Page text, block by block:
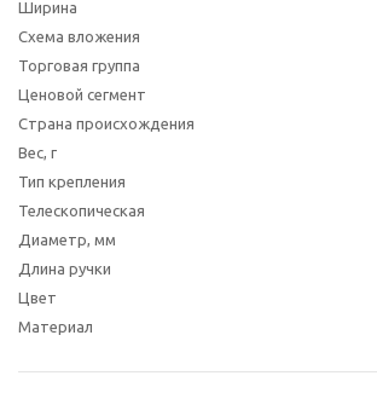
Ширина
Схема вложения
Торговая группа
Ценовой сегмент
Страна происхождения
Вес, г
Тип крепления
Телескопическая
Диаметр, мм
Длина ручки
Цвет
Материал